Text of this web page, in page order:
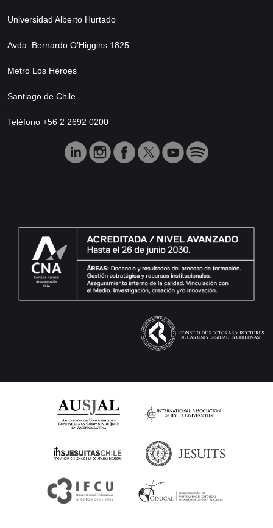
Universidad Alberto Hurtado
Avda. Bernardo O’Higgins 1825
Metro Los Héroes
Santiago de Chile
Teléfono +56 2 2692 0200